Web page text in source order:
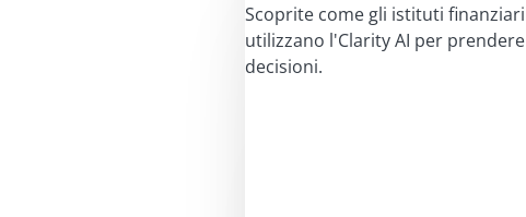
Scoprite come gli istituti finanziari
utilizzano l'Clarity AI per prendere
decisioni.